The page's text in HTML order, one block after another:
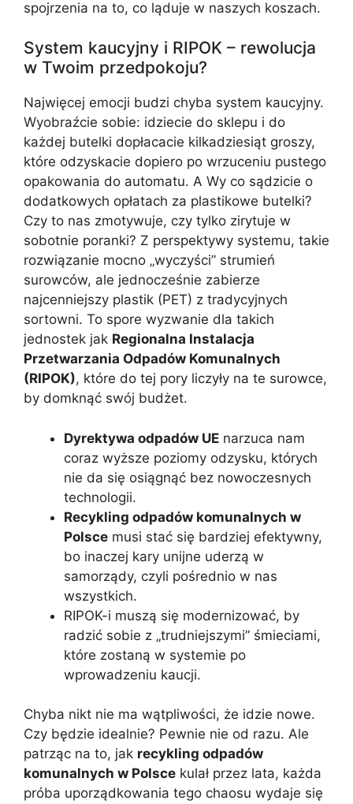
spojrzenia na to, co ląduje w naszych koszach.
System kaucyjny i RIPOK – rewolucja
w Twoim przedpokoju?
Najwięcej emocji budzi chyba system kaucyjny.
Wyobraźcie sobie: idziecie do sklepu i do
każdej butelki dopłacacie kilkadziesiąt groszy,
które odzyskacie dopiero po wrzuceniu pustego
opakowania do automatu. A Wy co sądzicie o
dodatkowych opłatach za plastikowe butelki?
Czy to nas zmotywuje, czy tylko zirytuje w
sobotnie poranki? Z perspektywy systemu, takie
rozwiązanie mocno „wyczyści” strumień
surowców, ale jednocześnie zabierze
najcenniejszy plastik (PET) z tradycyjnych
sortowni. To spore wyzwanie dla takich
jednostek jak Regionalna Instalacja
Przetwarzania Odpadów Komunalnych
(RIPOK), które do tej pory liczyły na te surowce,
by domknąć swój budżet.
Dyrektywa odpadów UE narzuca nam
coraz wyższe poziomy odzysku, których
nie da się osiągnąć bez nowoczesnych
technologii.
Recykling odpadów komunalnych w
Polsce musi stać się bardziej efektywny,
bo inaczej kary unijne uderzą w
samorządy, czyli pośrednio w nas
wszystkich.
RIPOK-i muszą się modernizować, by
radzić sobie z „trudniejszymi” śmieciami,
które zostaną w systemie po
wprowadzeniu kaucji.
Chyba nikt nie ma wątpliwości, że idzie nowe.
Czy będzie idealnie? Pewnie nie od razu. Ale
patrząc na to, jak recykling odpadów
komunalnych w Polsce kulał przez lata, każda
próba uporządkowania tego chaosu wydaje się